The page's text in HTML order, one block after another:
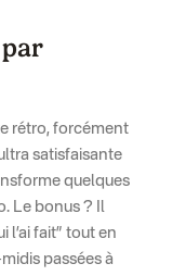
rétro, forcément
satisfaisante
quelques
Le bonus ? Il
l’ai fait” tout en
passées à